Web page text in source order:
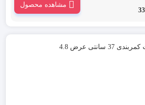
مشاهده محصول